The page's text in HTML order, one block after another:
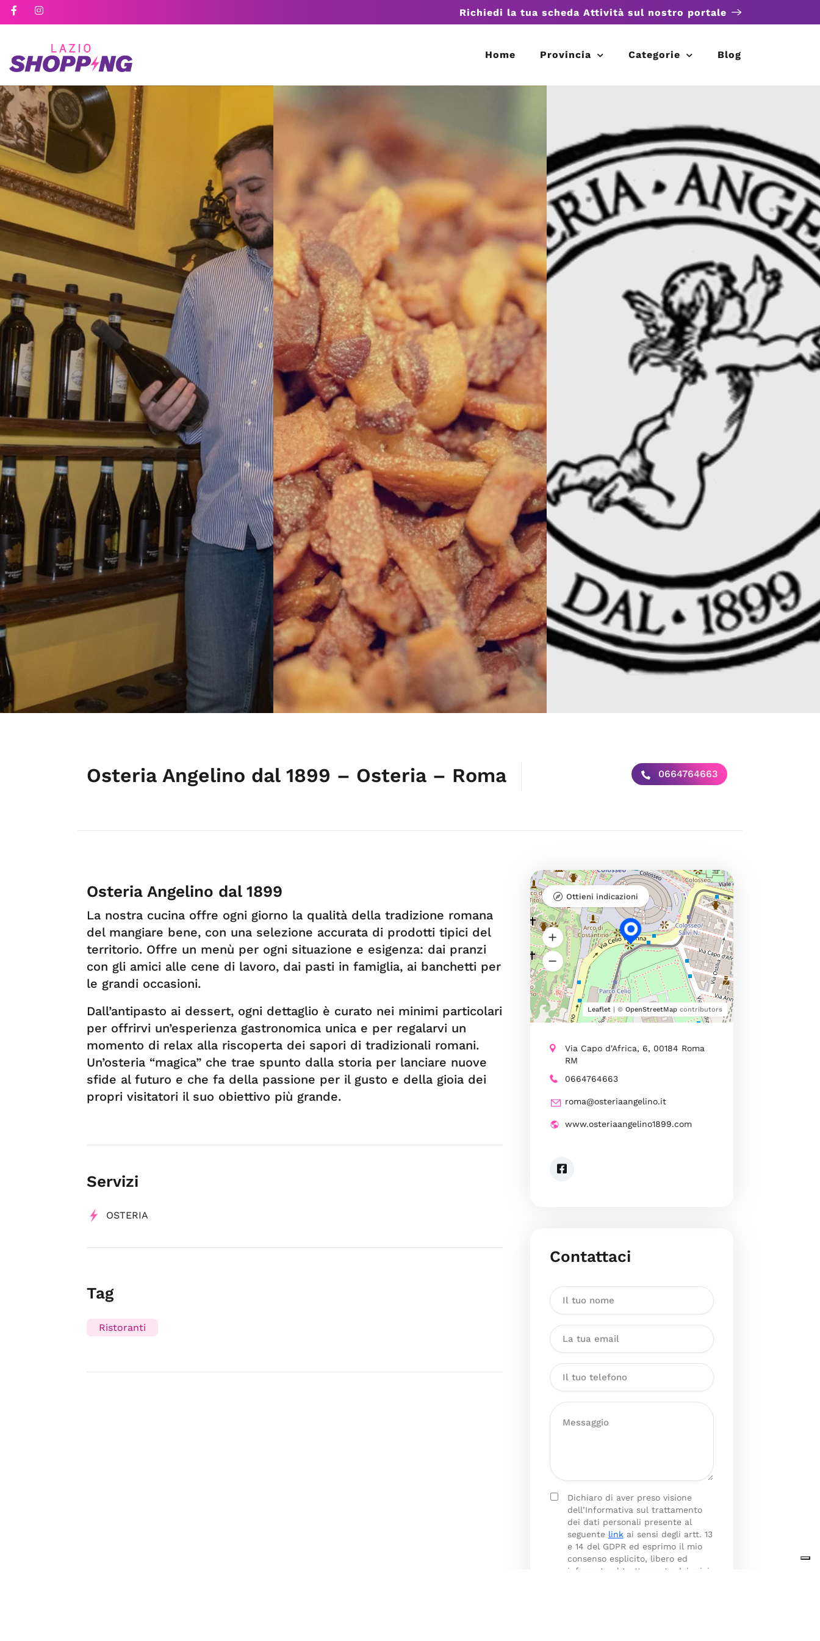
Richiedi la tua scheda Attività sul nostro portale
Home Provincia Categorie Blog
Osteria Angelino dal 1899 – Osteria – Roma 0664764663
Osteria Angelino dal 1899
La nostra cucina offre ogni giorno la qualità della tradizione romana
del mangiare bene, con una selezione accurata di prodotti tipici del
territorio. Offre un menù per ogni situazione e esigenza: dai pranzi
con gli amici alle cene di lavoro, dai pasti in famiglia, ai banchetti per
le grandi occasioni.
Dall’antipasto ai dessert, ogni dettaglio è curato nei minimi particolari
per offrirvi un’esperienza gastronomica unica e per regalarvi un
momento di relax alla riscoperta dei sapori di tradizionali romani.
Un’osteria “magica” che trae spunto dalla storia per lanciare nuove
sfide al futuro e che fa della passione per il gusto e della gioia dei
propri visitatori il suo obiettivo più grande.
Servizi
OSTERIA
Tag
Ristoranti
Leaflet| © OpenStreetMapcontributors
Ottieni indicazioni
Via Capo d'Africa, 6, 00184 Roma
RM
0664764663
roma@osteriaangelino.it
www.osteriaangelino1899.com
Contattaci
Dichiaro di aver preso visione
dell’Informativa sul trattamento
dei dati personali presente al
seguente linkai sensi degli artt. 13
e 14 del GDPR ed esprimo il mio
consenso esplicito, libero ed
informato al trattamento dei miei